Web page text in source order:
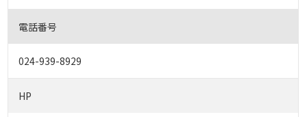
電話番号
024-939-8929
HP